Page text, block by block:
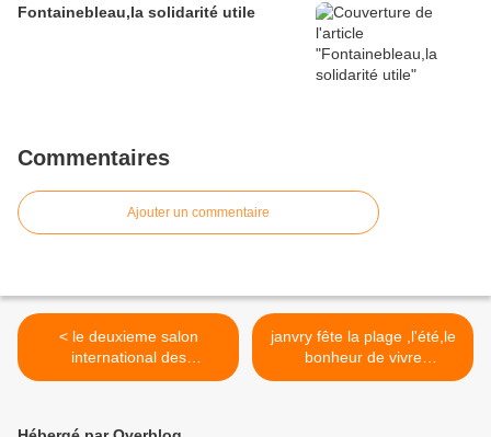
Fontainebleau,la solidarité utile
Commentaires
Ajouter un commentaire
< le deuxieme salon
international des
dromadaires et des
janvry fête la plage ,l'été,le
bonheur de vivre
ensembles >